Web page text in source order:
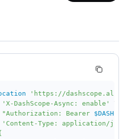
'https://
'X-DashScope-Async: enable'
\
"Authorization: Bearer
'Content-Type: application/json'